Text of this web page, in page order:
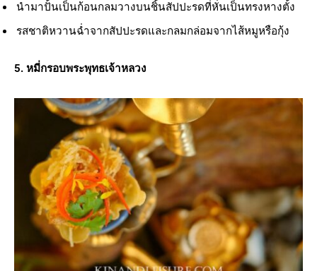
นำมาปั้นเป็นก้อนกลมวางบนชิ้นสัปปะรดที่หั่นเป็นทรงหางตั้ง
รสชาติหวานฉ่ำจากสัปปะรดและกลมกล่อมจากไส้หมูหรือกุ้ง
5. หมี่กรอบพระพุทธเจ้าหลวง